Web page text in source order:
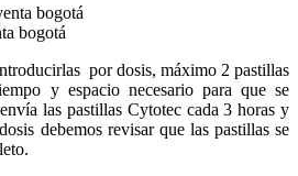
bogotá
por dosis, máximo 2 pastillas
y espacio necesario para que se
las pastillas Cytotec cada 3 horas y
debemos revisar que las pastillas se